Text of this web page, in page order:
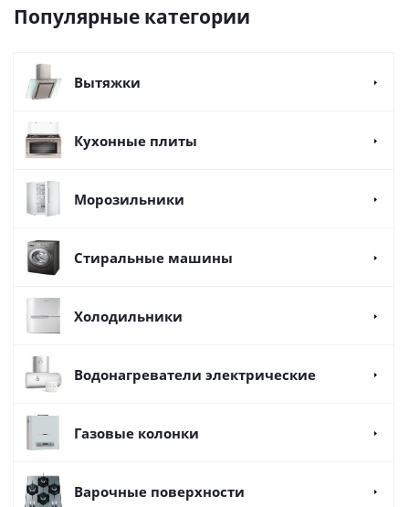
Популярные категории
Вытяжки
Кухонные плиты
Морозильники
Стиральные машины
Холодильники
Водонагреватели электрические
Газовые колонки
Варочные поверхности